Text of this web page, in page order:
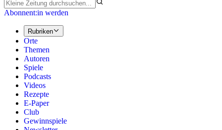
Abonnent:in werden
Rubriken
Orte
Themen
Autoren
Spiele
Podcasts
Videos
Rezepte
E-Paper
Club
Gewinnspiele